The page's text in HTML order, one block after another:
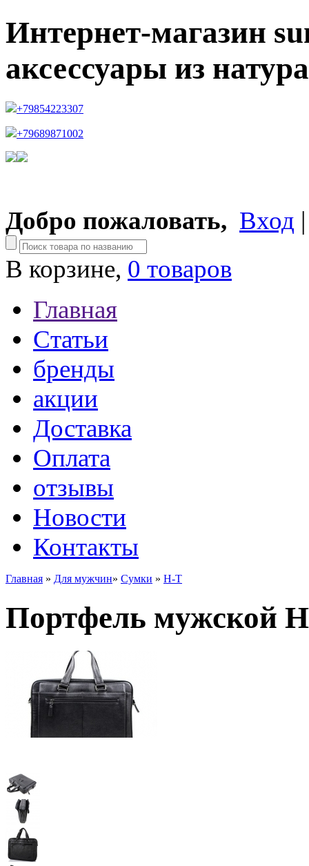
Интернет-магазин
аксессуары из
+79854223307
+79689871002
Добро пожаловать, Вход
В корзине, 0 товаров
Главная
Статьи
бренды
акции
Доставка
Оплата
отзывы
Новости
Контакты
Главная » Для мужчин» Сумки » H-T
Портфель мужской